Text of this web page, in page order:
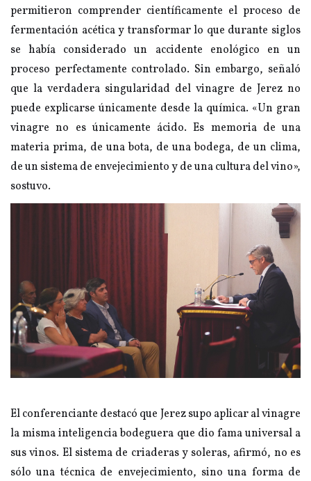
permitieron comprender científicamente el proceso de
fermentación acética y transformar lo que durante siglos
se había considerado un accidente enológico en un
proceso perfectamente controlado. Sin embargo, señaló
que la verdadera singularidad del vinagre de Jerez no
puede explicarse únicamente desde la química. «Un gran
vinagre no es únicamente ácido. Es memoria de una
materia prima, de una bota, de una bodega, de un clima,
de un sistema de envejecimiento y de una cultura del vino»,
sostuvo.
El conferenciante destacó que Jerez supo aplicar al vinagre
la misma inteligencia bodeguera que dio fama universal a
sus vinos. El sistema de criaderas y soleras, afirmó, no es
sólo una técnica de envejecimiento, sino una forma de